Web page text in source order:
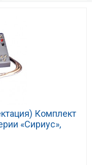
Комплект
«Сириус»,